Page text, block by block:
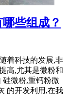
些组成？
着科技的发展,非
高,尤其是微粉和
硅微粉,重钙粉微
的开发利用,在我